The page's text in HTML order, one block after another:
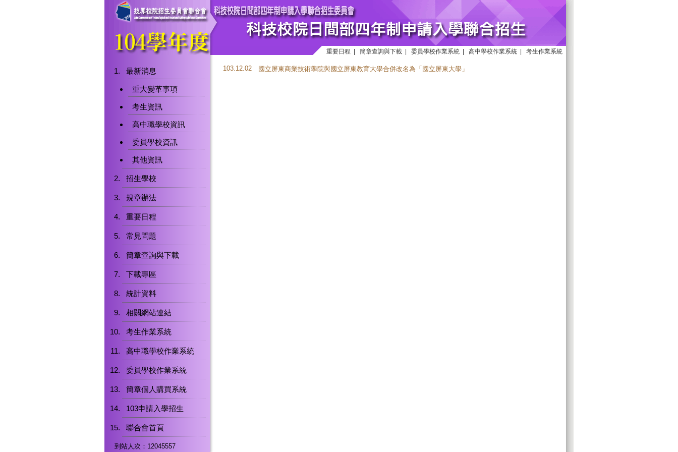
重要日程 簡章查詢與下載 委員學校作業系統 高中學校作業系統 考生作業系統
最新消息
重大變革事項
考生資訊
高中職學校資訊
委員學校資訊
其他資訊
招生學校
規章辦法
重要日程
常見問題
簡章查詢與下載
下載專區
統計資料
相關網站連結
考生作業系統
高中職學校作業系統
委員學校作業系統
簡章個人購買系統
103申請入學招生
聯合會首頁
到站人次：12045557
103.12.02 國立屏東商業技術學院與國立屏東教育大學合併改名為「國立屏東大學」